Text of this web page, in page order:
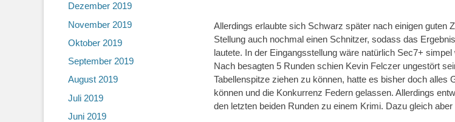
Allerdings erlaubte sich Schwarz später nach einigen guten
Stellung auch nochmal einen Schnitzer, sodass das
lautete. In der Eingangsstellung wäre natürlich Sec7+
Nach besagten 5 Runden schien Kevin Felczer ungestört
Tabellenspitze ziehen zu können, hatte es bisher doch alles
können und die Konkurrenz Federn gelassen. Allerdings
den letzten beiden Runden zu einem Krimi. Dazu gleich aber
Dezember 2019
November 2019
Oktober 2019
September 2019
August 2019
Juli 2019
Juni 2019